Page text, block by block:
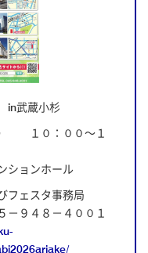
in武蔵小杉
０：００～１
ンホール
ェスタ事務局
４００１